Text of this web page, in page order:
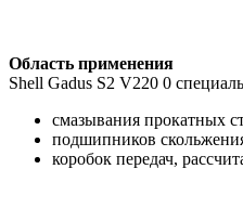
Область применения
Shell Gadus S2 V220 0
смазывания прокатных
подшипников
коробок передач,